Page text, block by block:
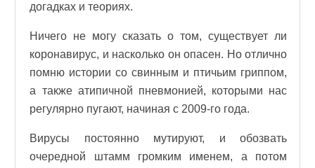
догадках и теориях.
Ничего не могу сказать о том, существует ли
коронавирус, и насколько он опасен. Но отлично
помню истории со свинным и птичьим гриппом,
а также атипичной пневмонией, которыми нас
регулярно пугают, начиная с 2009-го года.
Вирусы постоянно мутируют, и обозвать
очередной штамм громким именем, а потом